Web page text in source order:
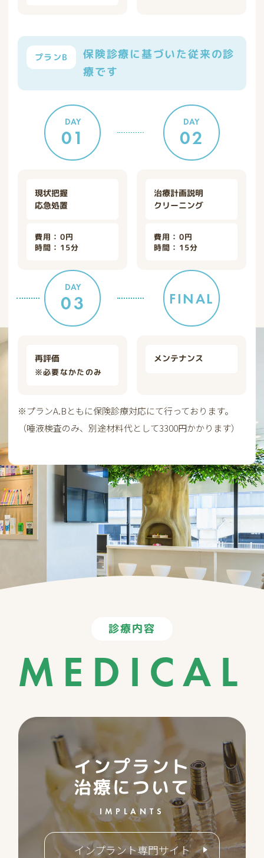
プランB
保険診療に基づいた従来の診
療です
DAY
01
現状把握
応急処置
費用：0円
時間：15分
DAY
02
治療計画説明
クリーニング
費用：0円
時間：15分
DAY
03
再評価
※必要なかたのみ
FINAL
メンテナンス
※プランA.Bともに保険診療対応にて行っております。
（唾液検査のみ、別途材料代として3300円かかります）
診療内容
MEDICAL
インプラント
治療について
IMPLANTS
インプラント専門サイト